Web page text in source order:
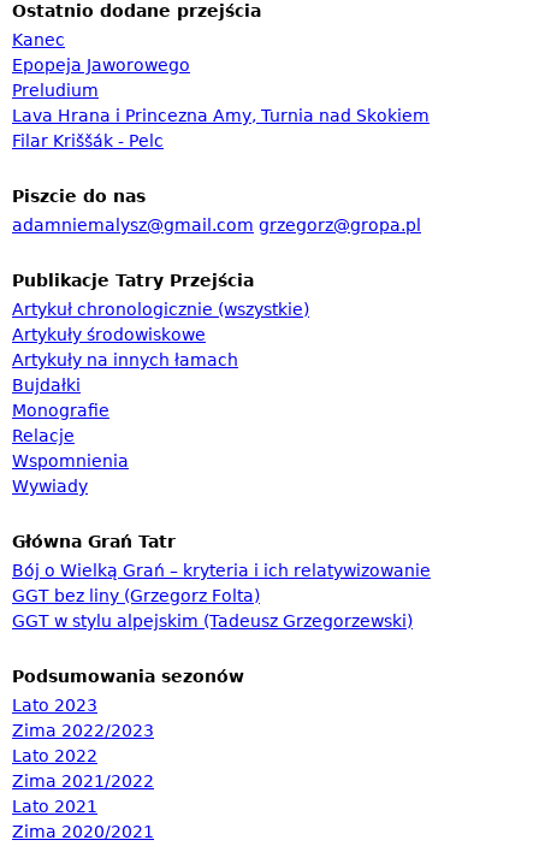
l
a
r
z
w
y
s
u
k
i
w
a
n
i
Ostatnio dodane przejścia
Kanec
Epopeja Jaworowego
Preludium
Lava Hrana i Princezna Amy, Turnia nad Skokiem
Filar Kriššák - Pelc
Piszcie do nas
adamniemalysz@gmail.com grzegorz@gropa.pl
Publikacje Tatry Przejścia
Artykuł chronologicznie (wszystkie)
Artykuły środowiskowe
Artykuły na innych łamach
Bujdałki
Monografie
Relacje
Wspomnienia
Wywiady
Główna Grań Tatr
Bój o Wielką Grań – kryteria i ich relatywizowanie
GGT bez liny (Grzegorz Folta)
GGT w stylu alpejskim (Tadeusz Grzegorzewski)
Podsumowania sezonów
Lato 2023
Zima 2022/2023
Lato 2022
Zima 2021/2022
Lato 2021
Zima 2020/2021